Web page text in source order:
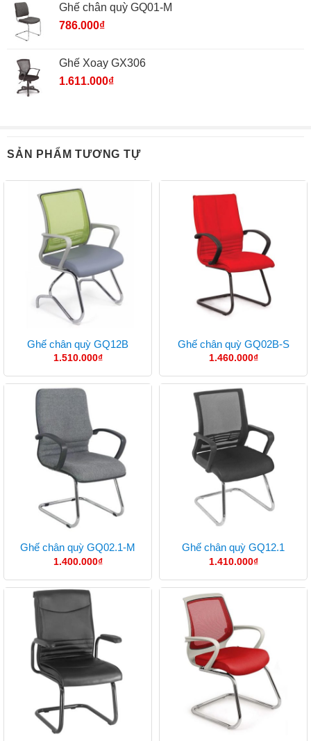
Ghế chân quỳ GQ01-M
786.000₫
Ghế Xoay GX306
1.611.000₫
SẢN PHẨM TƯƠNG TỰ
Ghế chân quỳ GQ12B
1.510.000₫
Ghế chân quỳ GQ02B-S
1.460.000₫
Ghế chân quỳ GQ02.1-M
1.400.000₫
Ghế chân quỳ GQ12.1
1.410.000₫